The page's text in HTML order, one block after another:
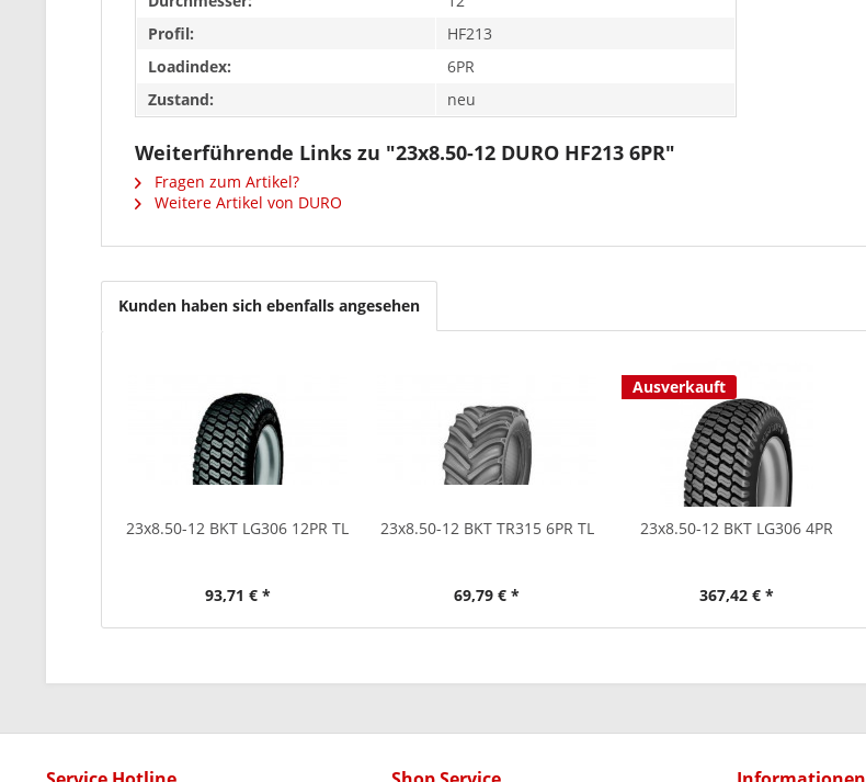
Profil:
HF213
Loadindex:
6PR
Zustand:
neu
Weiterführende Links zu "23x8.50-12 DURO HF213 6PR"
Fragen zum Artikel?
Weitere Artikel von DURO
Kunden haben sich ebenfalls angesehen
23x8.50-12 BKT LG306 12PR TL
93,71 € *
23x8.50-12 BKT TR315 6PR TL
69,79 € *
Ausverkauft
23x8.50-12 BKT LG306 4PR
367,42 € *